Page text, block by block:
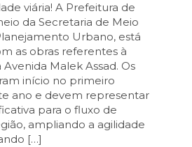
viária! A Prefeitura de
da Secretaria de Meio
Urbano, está
as obras referentes à
Malek Assad. Os
início no primeiro
ano e devem representar
para o fluxo de
ampliando a agilidade
[…]